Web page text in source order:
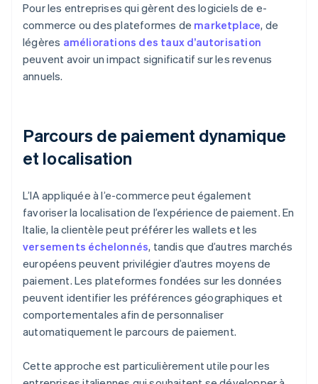
Pour les entreprises qui gèrent des logiciels de e-
commerce ou des plateformes de marketplace, de
légères améliorations des taux d’autorisation
peuvent avoir un impact significatif sur les revenus
annuels.
Parcours de paiement dynamique
et localisation
L’IA appliquée à l’e-commerce peut également
favoriser la localisation de l’expérience de paiement. En
Italie, la clientèle peut préférer les wallets et les
versements échelonnés, tandis que d’autres marchés
européens peuvent privilégier d’autres moyens de
paiement. Les plateformes fondées sur les données
peuvent identifier les préférences géographiques et
comportementales afin de personnaliser
automatiquement le parcours de paiement.
Cette approche est particulièrement utile pour les